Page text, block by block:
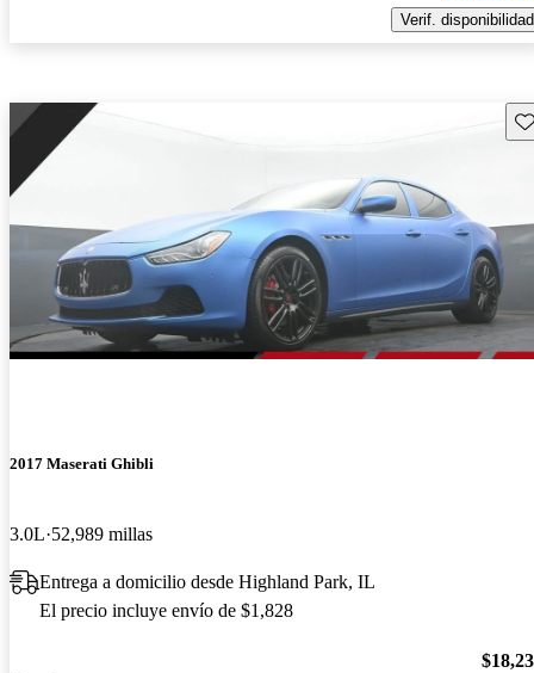
Verif. disponibilidad
2017 Maserati Ghibli
3.0L 52,989 millas
Entrega a domicilio desde Highland Park, IL
El precio incluye envío de $1,828